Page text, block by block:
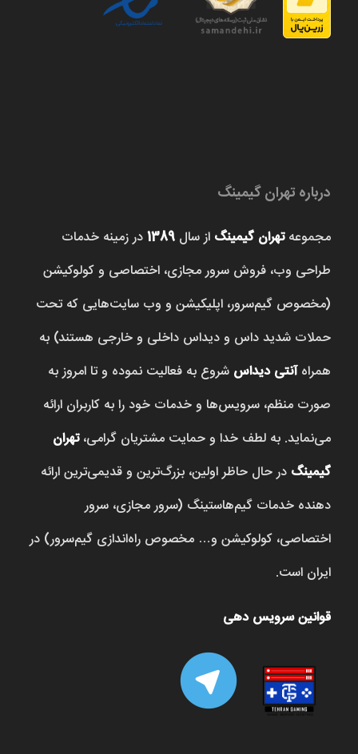
درباره تهران گیمینگ
مجموعهتهران گیمینگ از سال 1389در زمینه خدمات
طراحی وب، فروش‌ سرور مجازی، اختصاصی و کولوکیشن
(مخصوص گیم‌سرور، اپلیکیشن و وب سایت‌هایی که تحت
حملات شدید داس و دیداس داخلی و خارجی هستند) به
همراهآنتی دیداس شروع به فعالیت نموده و تا امروز به
صورت منظم، سرویس‌ها و خدمات خود را به کاربران ارائه
می‌نماید. به لطف خدا و حمایت مشتریان گرامی،تهران
گیمینگ در حال حاظر اولین، بزرگ‌ترین و قدیمی‌ترین ارائه
دهنده خدمات گیم‌هاستینگ (سرور مجازی، سرور
اختصاصی، کولوکیشن و… مخصوص راه‌اندازی گیم‌سرور) در
ایران است.
قوانین سرویس دهی